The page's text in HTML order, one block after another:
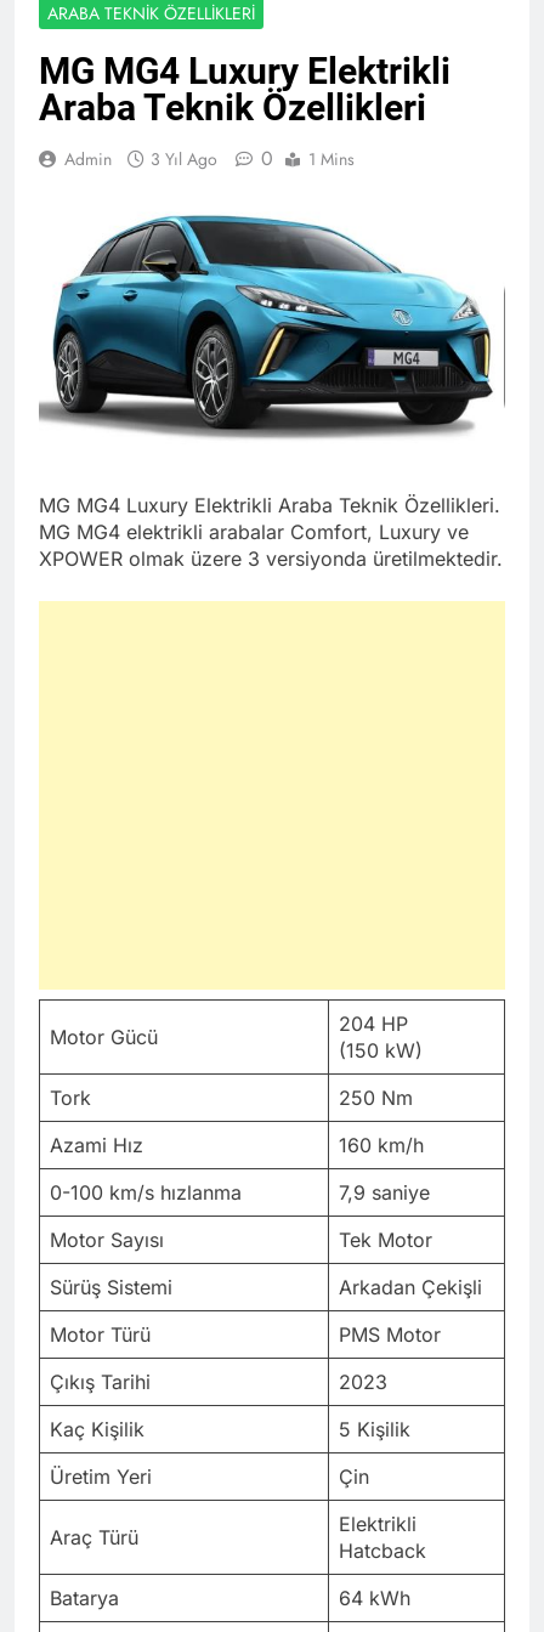
ARABA TEKNIK ÖZELLIKLERI
MG MG4 Luxury Elektrikli
Araba Teknik Özellikleri
Admin 3 Yıl Ago 0 1 Mins
MG MG4 Luxury Elektrikli Araba Teknik Özellikleri.
MG MG4 elektrikli arabalar Comfort, Luxury ve
XPOWER olmak üzere 3 versiyonda üretilmektedir.
Motor Gücü
204 HP
(150 kW)
Tork
250 Nm
Azami Hız
160 km/h
0-100 km/s hızlanma
7,9 saniye
Motor Sayısı
Tek Motor
Sürüş Sistemi
Arkadan Çekişli
Motor Türü
PMS Motor
Çıkış Tarihi
2023
Kaç Kişilik
5 Kişilik
Üretim Yeri
Çin
Araç Türü
Elektrikli
Hatcback
Batarya
64 kWh